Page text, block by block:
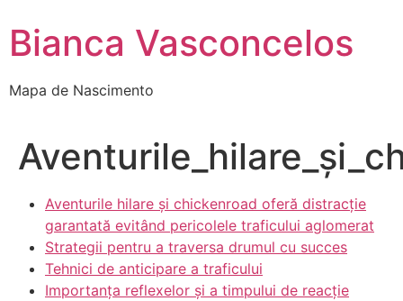
Bianca Vasconcelos
Mapa de Nascimento
Aventurile hilare și chickenroad oferă distracție
garantată evitând pericolele traficului aglomerat
Strategii pentru a traversa drumul cu succes
Tehnici de anticipare a traficului
Importanța reflexelor și a timpului de reacție